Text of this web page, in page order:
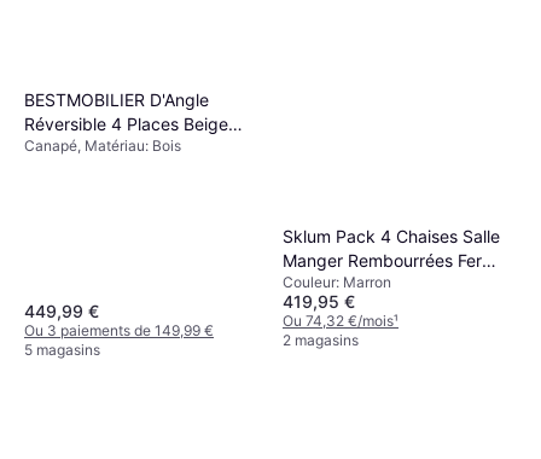
BESTMOBILIER D'Angle
Réversible 4 Places Beige
Canapé
Canapé, Matériau: Bois
449,99 €
Ou 3 paiements de 149,99 €
5 magasins
Sklum Pack 4 Chaises Salle
Manger Rembourrées Fer
Jolie Brun Moka Bouclé
Chaise de Cuisine
Couleur: Marron
419,95 €
Ou 74,32 €/mois¹
2 magasins